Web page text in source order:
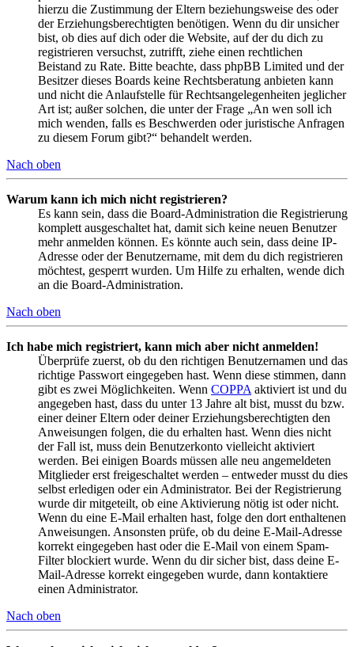
hierzu die Zustimmung der Eltern beziehungsweise des oder
der Erziehungsberechtigten benötigen. Wenn du dir unsicher
bist, ob dies auf dich oder die Website, auf der du dich zu
registrieren versuchst, zutrifft, ziehe einen rechtlichen
Beistand zu Rate. Bitte beachte, dass phpBB Limited und der
Besitzer dieses Boards keine Rechtsberatung anbieten kann
und nicht die Anlaufstelle für Rechtsangelegenheiten jeglicher
Art ist; außer solchen, die unter der Frage „An wen soll ich
mich wenden, falls es Beschwerden oder juristische Anfragen
zu diesem Forum gibt?“ behandelt werden.
Nach oben
Warum kann ich mich nicht registrieren?
Es kann sein, dass die Board-Administration die Registrierung
komplett ausgeschaltet hat, damit sich keine neuen Benutzer
mehr anmelden können. Es könnte auch sein, dass deine IP-
Adresse oder der Benutzername, mit dem du dich registrieren
möchtest, gesperrt wurden. Um Hilfe zu erhalten, wende dich
an die Board-Administration.
Nach oben
Ich habe mich registriert, kann mich aber nicht anmelden!
Überprüfe zuerst, ob du den richtigen Benutzernamen und das
richtige Passwort eingegeben hast. Wenn diese stimmen, dann
gibt es zwei Möglichkeiten. Wenn COPPA aktiviert ist und du
angegeben hast, dass du unter 13 Jahre alt bist, musst du bzw.
einer deiner Eltern oder deiner Erziehungsberechtigten den
Anweisungen folgen, die du erhalten hast. Wenn dies nicht
der Fall ist, muss dein Benutzerkonto vielleicht aktiviert
werden. Bei einigen Boards müssen alle neu angemeldeten
Mitglieder erst freigeschaltet werden – entweder musst du dies
selbst erledigen oder ein Administrator. Bei der Registrierung
wurde dir mitgeteilt, ob eine Aktivierung nötig ist oder nicht.
Wenn du eine E-Mail erhalten hast, folge den dort enthaltenen
Anweisungen. Ansonsten prüfe, ob du deine E-Mail-Adresse
korrekt eingegeben hast oder die E-Mail von einem Spam-
Filter blockiert wurde. Wenn du dir sicher bist, dass deine E-
Mail-Adresse korrekt eingegeben wurde, dann kontaktiere
einen Administrator.
Nach oben